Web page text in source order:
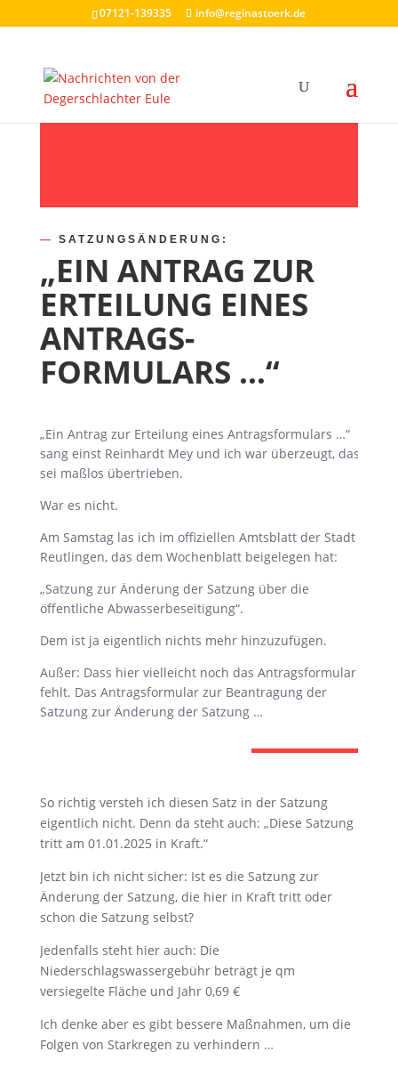
07121-139335 info@reginastoerk.de
— SATZUNGSÄNDERUNG:
„EIN ANTRAG ZUR
ERTEILUNG EINES
ANTRAGS-
FORMULARS …“
„Ein Antrag zur Erteilung eines Antragsformulars …“
sang einst Reinhardt Mey und ich war überzeugt, das
sei maßlos übertrieben.
War es nicht.
Am Samstag las ich im offiziellen Amtsblatt der Stadt
Reutlingen, das dem Wochenblatt beigelegen hat:
„Satzung zur Änderung der Satzung über die
öffentliche Abwasserbeseitigung“.
Dem ist ja eigentlich nichts mehr hinzuzufügen.
Außer: Dass hier vielleicht noch das Antragsformular
fehlt. Das Antragsformular zur Beantragung der
Satzung zur Änderung der Satzung …
So richtig versteh ich diesen Satz in der Satzung
eigentlich nicht. Denn da steht auch: „Diese Satzung
tritt am 01.01.2025 in Kraft.“
Jetzt bin ich nicht sicher: Ist es die Satzung zur
Änderung der Satzung, die hier in Kraft tritt oder
schon die Satzung selbst?
Jedenfalls steht hier auch: Die
Niederschlagswassergebühr beträgt je qm
versiegelte Fläche und Jahr 0,69 €
Ich denke aber es gibt bessere Maßnahmen, um die
Folgen von Starkregen zu verhindern …